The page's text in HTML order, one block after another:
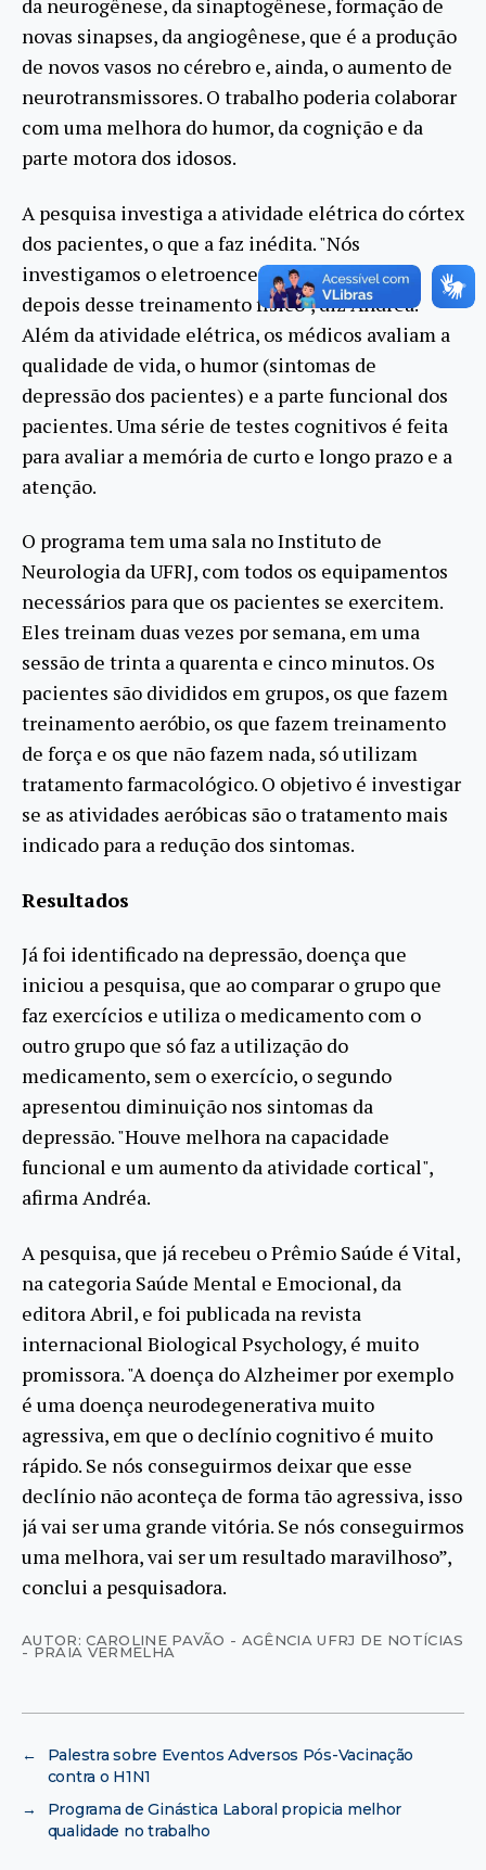
da neurogênese, da sinaptogênese, formação de
novas sinapses, da angiogênese, que é a produção
de novos vasos no cérebro e, ainda, o aumento de
neurotransmissores. O trabalho poderia colaborar
com uma melhora do humor, da cognição e da
parte motora dos idosos.
A pesquisa investiga a atividade elétrica do córtex
dos pacientes, o que a faz inédita. "Nós
investigamos o eletroencefalograma antes e
depois desse treinamento físico", diz Andréa.
Além da atividade elétrica, os médicos avaliam a
qualidade de vida, o humor (sintomas de
depressão dos pacientes) e a parte funcional dos
pacientes. Uma série de testes cognitivos é feita
para avaliar a memória de curto e longo prazo e a
atenção.
O programa tem uma sala no Instituto de
Neurologia da UFRJ, com todos os equipamentos
necessários para que os pacientes se exercitem.
Eles treinam duas vezes por semana, em uma
sessão de trinta a quarenta e cinco minutos. Os
pacientes são divididos em grupos, os que fazem
treinamento aeróbio, os que fazem treinamento
de força e os que não fazem nada, só utilizam
tratamento farmacológico. O objetivo é investigar
se as atividades aeróbicas são o tratamento mais
indicado para a redução dos sintomas.
Resultados
Já foi identificado na depressão, doença que
iniciou a pesquisa, que ao comparar o grupo que
faz exercícios e utiliza o medicamento com o
outro grupo que só faz a utilização do
medicamento, sem o exercício, o segundo
apresentou diminuição nos sintomas da
depressão. "Houve melhora na capacidade
funcional e um aumento da atividade cortical",
afirma Andréa.
A pesquisa, que já recebeu o Prêmio Saúde é Vital,
na categoria Saúde Mental e Emocional, da
editora Abril, e foi publicada na revista
internacional Biological Psychology, é muito
promissora. "A doença do Alzheimer por exemplo
é uma doença neurodegenerativa muito
agressiva, em que o declínio cognitivo é muito
rápido. Se nós conseguirmos deixar que esse
declínio não aconteça de forma tão agressiva, isso
já vai ser uma grande vitória. Se nós conseguirmos
uma melhora, vai ser um resultado maravilhoso”,
conclui a pesquisadora.
AUTOR: CAROLINE PAVÃO - AGÊNCIA UFRJ DE NOTÍCIAS
- PRAIA VERMELHA
←
Palestra sobre Eventos Adversos Pós-Vacinação
contra o H1N1
→
Programa de Ginástica Laboral propicia melhor
qualidade no trabalho